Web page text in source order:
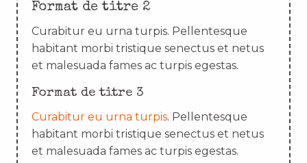
Format de titre 2
Curabitur eu urna turpis. Pellentesque
habitant morbi tristique senectus et netus
et malesuada fames ac turpis egestas.
Format de titre 3
Curabitur eu urna turpis. Pellentesque
habitant morbi tristique senectus et netus
et malesuada fames ac turpis egestas.